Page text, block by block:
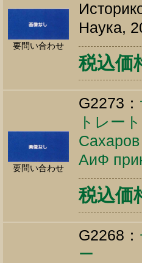
要問い合わせ
Наука,
税込価
要問い合わせ
G2273：
トレート
АиФ
税込価
G2268：
ー